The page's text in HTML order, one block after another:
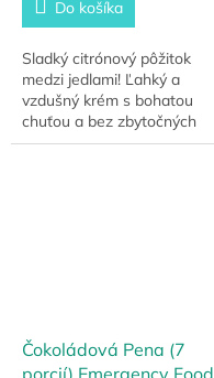
Do košíka
Sladký citrónový pôžitok
medzi jedlami! Ľahký a
vzdušný krém s bohatou
chuťou a bez zbytočných
prísad.
Čokoládová Pena (7